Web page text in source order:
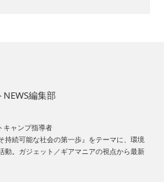
編集部
キャンプ指導者
持続可能な社会の第一歩』をテーマに、環境
動。ガジェット／ギアマニアの視点から最新